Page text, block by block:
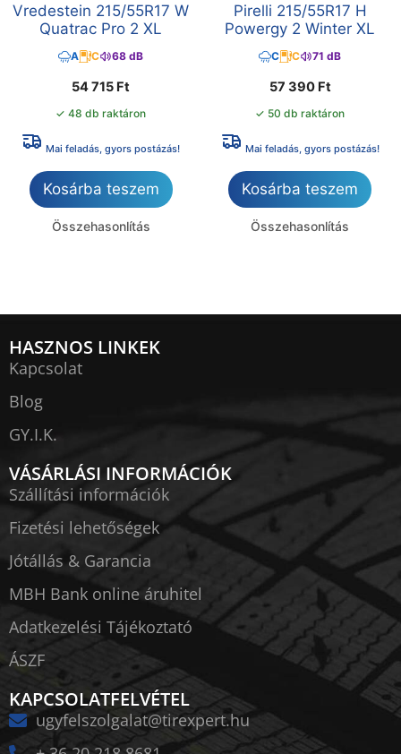
Vredestein 215/55R17 W
Quatrac Pro 2 XL
A C 68 dB
54 715 Ft
✓ 48 db raktáron
Mai feladás, gyors postázás!
Kosárba teszem
Összehasonlítás
Pirelli 215/55R17 H
Powergy 2 Winter XL
C C 71 dB
57 390 Ft
✓ 50 db raktáron
Mai feladás, gyors postázás!
Kosárba teszem
Összehasonlítás
HASZNOS LINKEK
Kapcsolat
Blog
GY.I.K.
VÁSÁRLÁSI INFORMÁCIÓK
Szállítási információk
Fizetési lehetőségek
Jótállás & Garancia
MBH Bank online áruhitel
Adatkezelési Tájékoztató
ÁSZF
KAPCSOLATFELVÉTEL
ugyfelszolgalat@tirexpert.hu